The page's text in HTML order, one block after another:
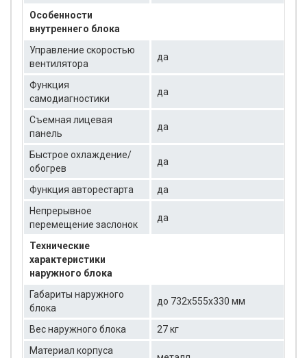
Особенности
внутреннего блока
Управление скоростью
вентилятора
да
Функция
самодиагностики
да
Съемная лицевая
панель
да
Быстрое охлаждение/
обогрев
да
Функция авторестарта
да
Непрерывное
перемещение заслонок
да
Технические
характеристики
наружного блока
Габариты наружного
блока
до 732x555x330 мм
Вес наружного блока
27 кг
Материал корпуса